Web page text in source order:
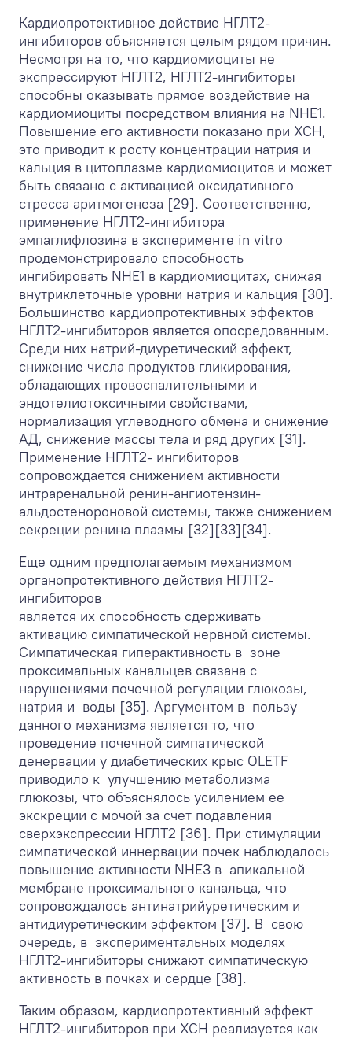
Кардиопротективное действие НГЛТ2-
ингибиторов объясняется целым рядом причин.
Несмотря на то, что кардиомиоциты не
экспрессируют НГЛТ2, НГЛТ2-ингибиторы
способны оказывать прямое воздействие на
кардиомиоциты посредством влияния на NHE1.
Повышение его активности показано при ХСН,
это приводит к росту концентрации натрия и
кальция в цитоплазме кардиомиоцитов и может
быть связано с активацией оксидативного
стресса аритмогенеза [29]. Соответственно,
применение НГЛТ2-ингибитора
эмпаглифлозина в эксперименте in vitro
продемонстрировало способность
ингибировать NHЕ1 в кардиомиоцитах, снижая
внутриклеточные уровни натрия и кальция [30].
Большинство кардиопротективных эффектов
НГЛТ2-ингибиторов является опосредованным.
Среди них натрий-диуретический эффект,
снижение числа продуктов гликирования,
обладающих провоспалительными и
эндотелиотоксичными свойствами,
нормализация углеводного обмена и снижение
АД, снижение массы тела и ряд других [31].
Применение НГЛТ2- ингибиторов
сопровождается снижением активности
интраренальной ренин-ангиотензин-
альдостенороновой системы, также снижением
секреции ренина плазмы [32][33][34].
Еще одним предполагаемым механизмом
органопротективного действия НГЛТ2-
ингибиторов
является их способность сдерживать
активацию симпатической нервной системы.
Симпатическая гиперактивность в зоне
проксимальных канальцев связана с
нарушениями почечной регуляции глюкозы,
натрия и воды [35]. Аргументом в пользу
данного механизма является то, что
проведение почечной симпатической
денервации у диабетических крыс OLETF
приводило к улучшению метаболизма
глюкозы, что объяснялось усилением ее
экскреции с мочой за счет подавления
сверхэкспрессии НГЛТ2 [36]. При стимуляции
симпатической иннервации почек наблюдалось
повышение активности NHE3 в апикальной
мембране проксимального канальца, что
сопровождалось антинатрийуретическим и
антидиуретическим эффектом [37]. В свою
очередь, в экспериментальных моделях
НГЛТ2-ингибиторы снижают симпатическую
активность в почках и сердце [38].
Таким образом, кардиопротективный эффект
НГЛТ2-ингибиторов при ХСН реализуется как